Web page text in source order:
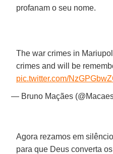
profanam o seu nome.
The war crimes in
crimes and will be
pic.twitter.com/
— Bruno Maçães
Agora rezamos em
para que Deus converta